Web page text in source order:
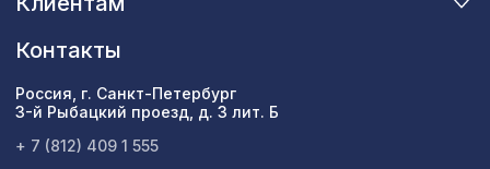
Контакты
Россия, г. Санкт-Петербург
3-й Рыбацкий проезд, д. 3 лит. Б
+ 7 (812) 409 1 555